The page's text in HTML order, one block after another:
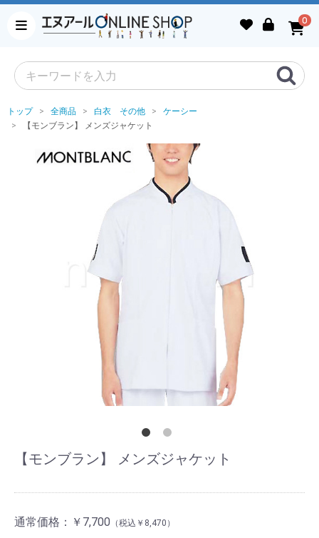
0
トップ 全商品 白衣 その他
ケーシー
【モンブラン】 メンズジャケット
【モンブラン】 メンズジャケット
通常価格： ￥7,700 ￥8,470